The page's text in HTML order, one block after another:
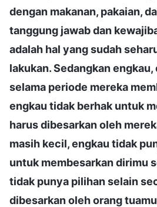
dengan makanan, pakaian,
tanggung jawab dan
adalah hal yang sudah
lakukan. Sedangkan
selama periode mereka
engkau tidak berhak untuk
harus dibesarkan oleh
masih kecil, engkau tidak
untuk membesarkan dirimu
tidak punya pilihan selain
dibesarkan oleh orang